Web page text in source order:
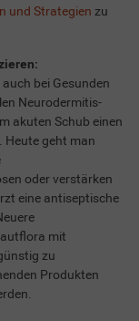
und Strategien zu
bei Gesunden
Neurodermitis-
akuten Schub einen
Heute geht man
oder verstärken
eine antiseptische
mit
zu
Produkten